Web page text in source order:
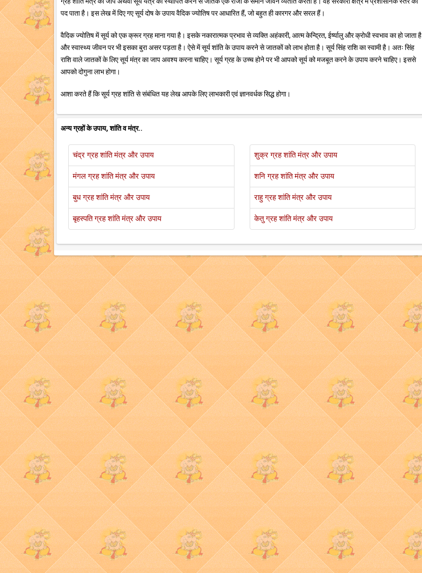
पद पाता है। इस लेख में दिए गए सूर्य दोष के उपाय वैदिक ज्योतिष पर आधारित हैं, जो बहुत ही कारगर और सरल हैं।
वैदिक ज्योतिष में सूर्य को एक क्रूर ग्रह माना गया है। इसके नकारात्मक प्रभाव से व्यक्ति अहंकारी, आत्म केन्द्रित, ईर्ष्यालु और क्रोधी स्वभाव का हो जाता है
और स्वास्थ्य जीवन पर भी इसका बुरा असर पड़ता है। ऐसे में सूर्य शांति के उपाय करने से जातकों को लाभ होता है। सूर्य सिंह राशि का स्वामी है। अतः सिंह
राशि वाले जातकों के लिए सूर्य मंत्र का जाप अवश्य करना चाहिए। सूर्य ग्रह के उच्च होने पर भी आपको सूर्य को मजबूत करने के उपाय करने चाहिए। इससे
आपको दोगुना लाभ होगा।
आशा करते हैं कि सूर्य ग्रह शांति से संबंधित यह लेख आपके लिए लाभकारी एवं ज्ञानवर्धक सिद्ध होगा।
अन्य ग्रहों के उपाय, शांति व मंत्र..
चंद्र ग्रह शांति मंत्र और उपाय
मंगल ग्रह शांति मंत्र और उपाय
बुध ग्रह शांति मंत्र और उपाय
बृहस्पति ग्रह शांति मंत्र और उपाय
शुक्र ग्रह शांति मंत्र और उपाय
शनि ग्रह शांति मंत्र और उपाय
राहु ग्रह शांति मंत्र और उपाय
केतु ग्रह शांति मंत्र और उपाय